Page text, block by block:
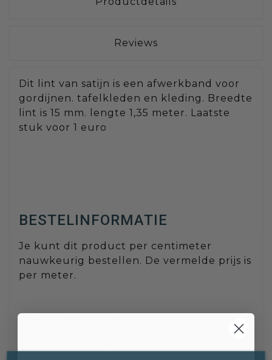
Reviews
Dit lint van satijn is een afwerkband voor
gordijnen. tafelkleden en kleding. Breedte
lint is 15 mm. lengte 1,35 meter. Laatste
stuk voor 1 euro
BESTELINFORMATIE
Je kunt dit product per centimeter
nauwkeurig bestellen. De vermelde prijs is
per meter.